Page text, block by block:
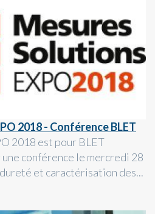
2018 - Conférence BLET
2018 est pour BLET
conférence le mercredi 28
et caractérisation des...